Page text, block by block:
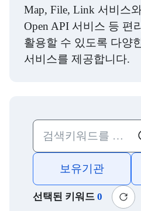
Map, File, Link 서비스
Open API 서비스 등 편
활용할 수 있도록 다양
서비스를 제공합니다.
보유기관
선택된 키워드 0
새